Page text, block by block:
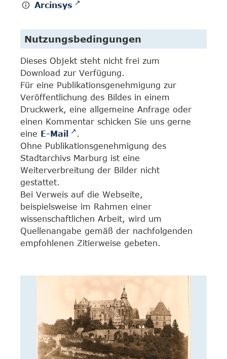
Arcinsys
Nutzungsbedingungen
Dieses Objekt steht nicht frei zum
Download zur Verfügung.
Für eine Publikationsgenehmigung zur
Veröffentlichung des Bildes in einem
Druckwerk, eine allgemeine Anfrage oder
einen Kommentar schicken Sie uns gerne
eine E-Mail
.
Ohne Publikationsgenehmigung des
Stadtarchivs Marburg ist eine
Weiterverbreitung der Bilder nicht
gestattet.
Bei Verweis auf die Webseite,
beispielsweise im Rahmen einer
wissenschaftlichen Arbeit, wird um
Quellenangabe gemäß der nachfolgenden
empfohlenen Zitierweise gebeten.